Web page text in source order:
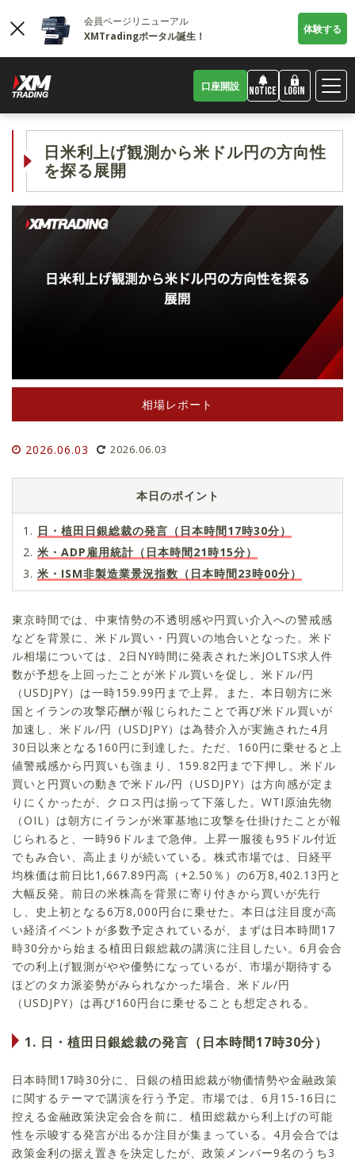
会員ページリニューアル
XMTradingポータル誕生！
体験する
口座開設 NOTICE LOGIN
日米利上げ観測から米ドル円の方向性
を探る展開
相場レポート
2026.06.03 2026.06.03
本日のポイント
日・植田日銀総裁の発言（日本時間17時30分）
米・ADP雇用統計（日本時間21時15分）
米・ISM非製造業景況指数（日本時間23時00分）
東京時間では、中東情勢の不透明感や円買い介入への警戒感
などを背景に、米ドル買い・円買いの地合いとなった。米ド
ル相場については、2日NY時間に発表された米JOLTS求人件
数が予想を上回ったことが米ドル買いを促し、米ドル/円
（USDJPY）は一時159.99円まで上昇。また、本日朝方に米
国とイランの攻撃応酬が報じられたことで再び米ドル買いが
加速し、米ドル/円（USDJPY）は為替介入が実施された4月
30日以来となる160円に到達した。ただ、160円に乗せると上
値警戒感から円買いも強まり、159.82円まで下押し。米ドル
買いと円買いの動きで米ドル/円（USDJPY）は方向感が定ま
りにくかったが、クロス円は揃って下落した。WTI原油先物
（OIL）は朝方にイランが米軍基地に攻撃を仕掛けたことが報
じられると、一時96ドルまで急伸。上昇一服後も95ドル付近
でもみ合い、高止まりが続いている。株式市場では、日経平
均株価は前日比1,667.89円高（+2.50％）の6万8,402.13円と
大幅反発。前日の米株高を背景に寄り付きから買いが先行
し、史上初となる6万8,000円台に乗せた。本日は注目度が高
い経済イベントが多数予定されているが、まずは日本時間17
時30分から始まる植田日銀総裁の講演に注目したい。6月会合
での利上げ観測がやや優勢になっているが、市場が期待する
ほどのタカ派姿勢がみられなかった場合、米ドル/円
（USDJPY）は再び160円台に乗せることも想定される。
1. 日・植田日銀総裁の発言（日本時間17時30分）
日本時間17時30分に、日銀の植田総裁が物価情勢や金融政策
に関するテーマで講演を行う予定。市場では、6月15-16日に
控える金融政策決定会合を前に、植田総裁から利上げの可能
性を示唆する発言が出るか注目が集まっている。4月会合では
政策金利の据え置きを決定したが、政策メンバー9名のうち3